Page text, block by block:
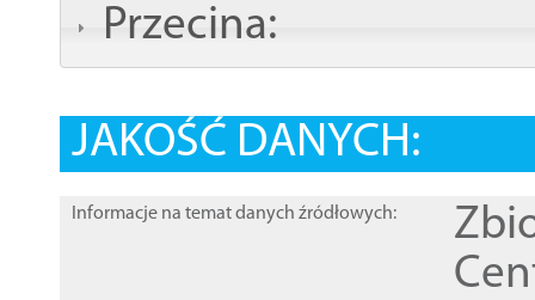
Przecina:
JAKOŚĆ DANYCH:
Informacje na temat danych źródłowych: